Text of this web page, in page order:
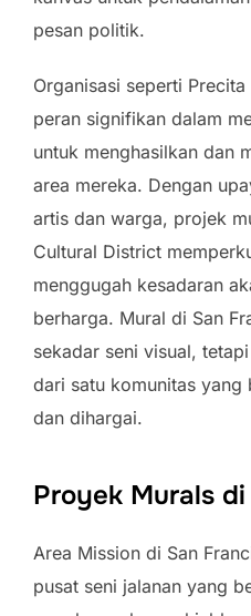
pesan politik.
Organisasi seperti
peran signifikan dalam
untuk menghasilkan dan
area mereka. Dengan
artis dan warga, projek
Cultural District
menggugah kesadaran
berharga. Mural di San
sekadar seni visual,
dari satu komunitas yang
dan dihargai.
Proyek Murals
Area Mission di San
pusat seni jalanan yang